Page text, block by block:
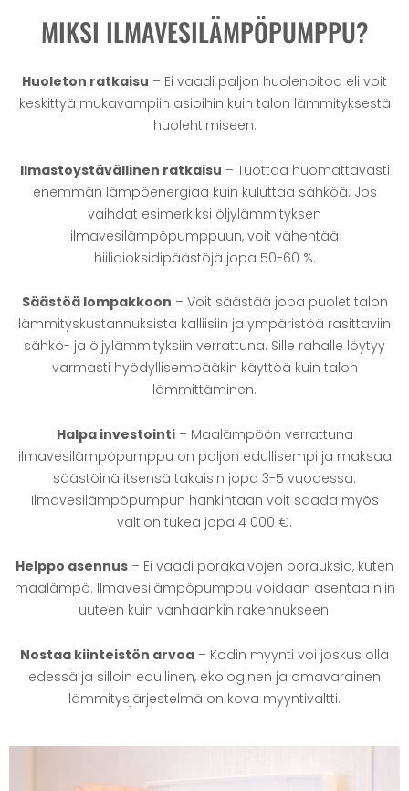
MIKSI ILMAVESILÄMPÖPUMPPU?
Huoleton ratkaisu – Ei vaadi paljon huolenpitoa eli voit
keskittyä mukavampiin asioihin kuin talon lämmityksestä
huolehtimiseen.
Ilmastoystävällinen ratkaisu – Tuottaa huomattavasti
enemmän lämpöenergiaa kuin kuluttaa sähköä. Jos
vaihdat esimerkiksi öljylämmityksen
ilmavesilämpöpumppuun, voit vähentää
hiilidioksidipäästöjä jopa 50-60 %.
Säästöä lompakkoon – Voit säästää jopa puolet talon
lämmityskustannuksista kalliisiin ja ympäristöä rasittaviin
sähkö- ja öljylämmityksiin verrattuna. Sille rahalle löytyy
varmasti hyödyllisempääkin käyttöä kuin talon
lämmittäminen.
Halpa investointi– Maalämpöön verrattuna
ilmavesilämpöpumppu on paljon edullisempi ja maksaa
säästöinä itsensä takaisin jopa 3-5 vuodessa.
Ilmavesilämpöpumpun hankintaan voit saada myös
valtion tukea jopa 4 000 €.
Helppo asennus – Ei vaadi porakaivojen porauksia, kuten
maalämpö. Ilmavesilämpöpumppu voidaan asentaa niin
uuteen kuin vanhaankin rakennukseen.
Nostaa kiinteistön arvoa – Kodin myynti voi joskus olla
edessä ja silloin edullinen, ekologinen ja omavarainen
lämmitysjärjestelmä on kova myyntivaltti.